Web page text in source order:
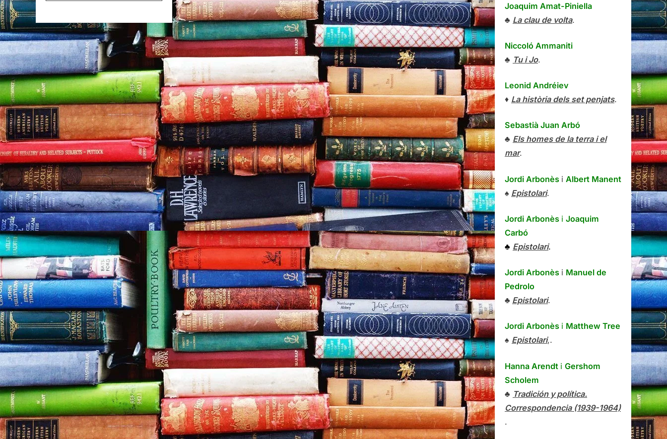
Joaquim Amat-Piniella
♣ La clau de volta.
Niccoló Ammaniti
♣ Tu i Jo.
Leonid Andréiev
♦ La història dels set penjats.
Sebastià Juan Arbó
♣ Els homes de la terra i el
mar.
Jordi Arbonès i Albert Manent
♠ Epistolari.
Jordi Arbonès i Joaquim
Carbó
♣ Epistolari.
Jordi Arbonès i Manuel de
Pedrolo
♣ Epistolari.
Jordi Arbonès i Matthew Tree
♠ Epistolari,.
Hanna Arendt i Gershom
Scholem
♣ Tradición y política.
Correspondencia (1939-1964)
.